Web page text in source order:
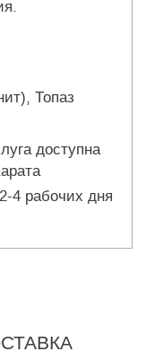
Топаз
доступна
4 рабочих дня